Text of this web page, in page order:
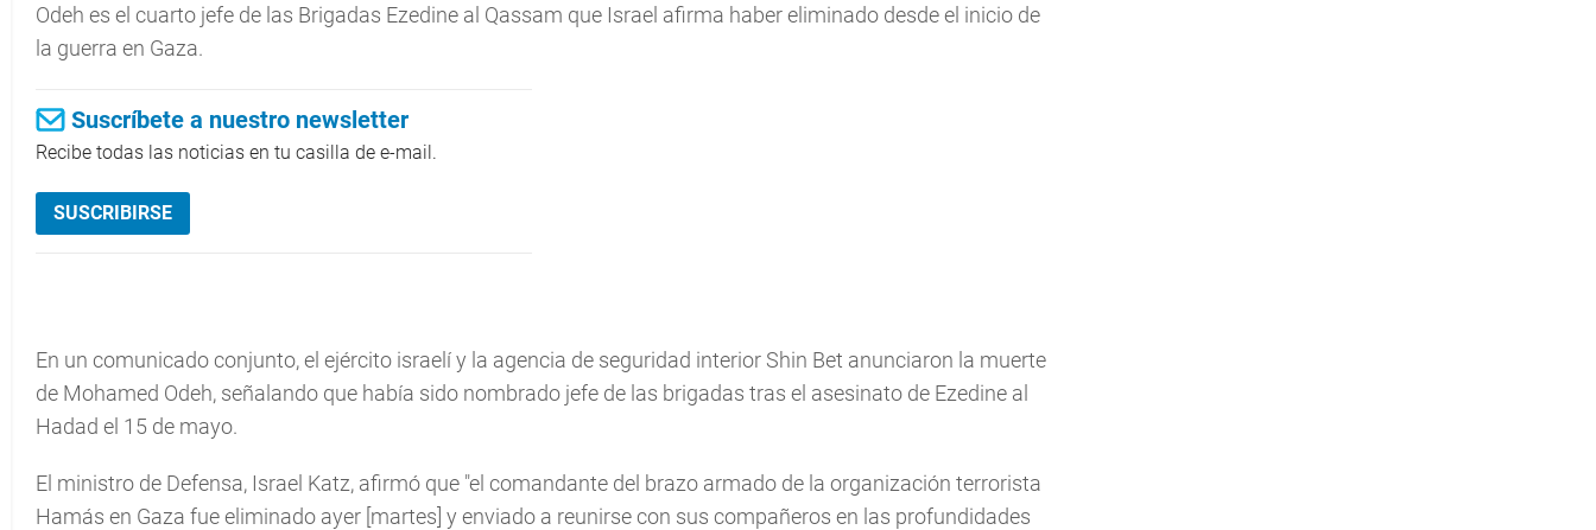
Odeh es el cuarto jefe de las Brigadas Ezedine al Qassam que Israel afirma haber eliminado desde el inicio de
la guerra en Gaza.
Suscríbete a nuestro newsletter
Recibe todas las noticias en tu casilla de e-mail.
SUSCRIBIRSE
En un comunicado conjunto, el ejército israelí y la agencia de seguridad interior Shin Bet anunciaron la muerte
de Mohamed Odeh, señalando que había sido nombrado jefe de las brigadas tras el asesinato de Ezedine al
Hadad el 15 de mayo.
El ministro de Defensa, Israel Katz, afirmó que "el comandante del brazo armado de la organización terrorista
Hamás en Gaza fue eliminado ayer [martes] y enviado a reunirse con sus compañeros en las profundidades